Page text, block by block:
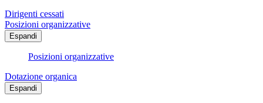
Dirigenti cessati
Posizioni organizzative
Espandi
Posizioni organizzative
Dotazione organica
Espandi